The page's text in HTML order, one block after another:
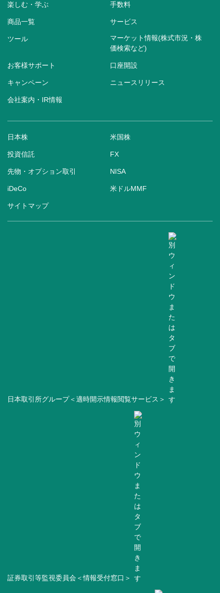
楽しむ・学ぶ 手数料
商品一覧 サービス
ツール
マーケット情報(株式市況・株
価検索など)
お客様サポート 口座開設
キャンペーン ニュースリリース
会社案内・IR情報
日本株 米国株
投資信託 FX
先物・オプション取引 NISA
iDeCo 米ドルMMF
サイトマップ
日本取引所グループ＜適時開示情報閲覧サービス＞
証券取引等監視委員会＜情報受付窓口＞